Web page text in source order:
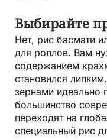
Выбирайте
Нет, рис басмати
для роллов. Вам
содержанием
становился
зернами идеально
большинство
переходят на
специальный рис